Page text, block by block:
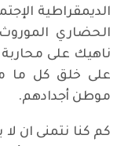
الديمقراطية
الحضاري
ناهيك على
على خلق كل ما
موطن أجدادهم.
كم كنا نتمنى ان